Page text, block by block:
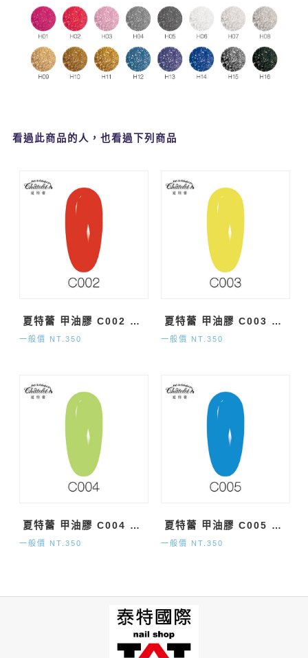
看過此商品的人，也看過下列商品
夏特蕾 甲油膠 C002 純色系 (15ml)
一般價 NT.350
夏特蕾 甲油膠 C003 純色系 (15ml)
一般價 NT.350
夏特蕾 甲油膠 C004 純色系 (15ml)
一般價 NT.350
夏特蕾 甲油膠 C005 純色系 (15ml)
一般價 NT.350